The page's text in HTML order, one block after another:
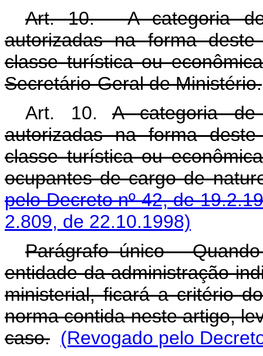
Art. 10. - A categoria
autorizadas na forma
classe turística ou
Secretário-Geral de Ministério.
Art. 10.A categoria de
autorizadas na forma
classe turística ou
ocupantes de cargo de
pelo Decreto nº 42, de
2.809, de 22.10.1998)
Parágrafo único -
entidade da administração
ministerial, ficará a critério
norma contida neste artigo,
caso. (Revogado pelo